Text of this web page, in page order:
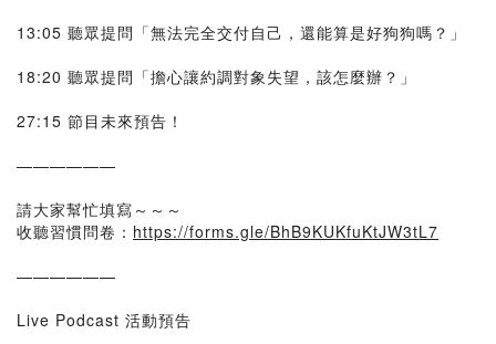
13:05 聽眾提問「無法完全交付自己，還能算是好狗狗嗎？」
18:20 聽眾提問「擔心讓約調對象失望，該怎麼辦？」
27:15 節目未來預告！
——————
請大家幫忙填寫～～～
收聽習慣問卷： https://forms.gle/BhB9KUKfuKtJW3tL7
——————
Live Podcast 活動預告